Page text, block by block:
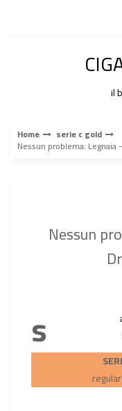
il
Home serie c gold
Nessun problema: Legnaia
Nessun
s